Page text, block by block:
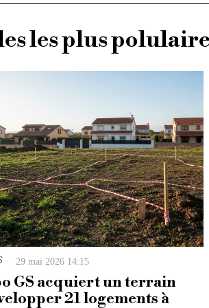
les plus
29 mai 2026 14:15
GS acquiert un terrain
21 logements à